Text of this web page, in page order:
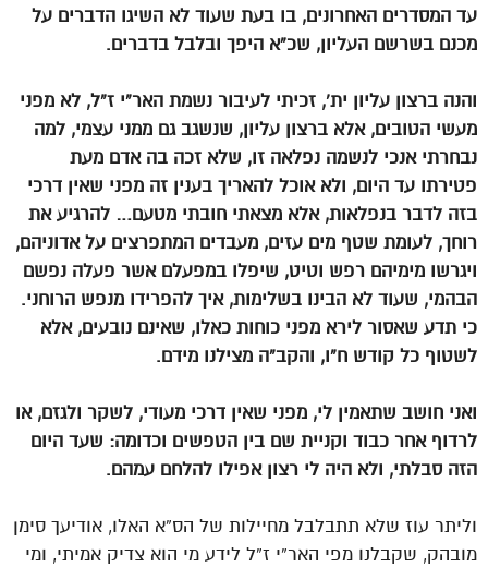
עד המסדרים האחרונים, בו בעת שעוד לא השיגו הדברים על
מכנם בשרשם העליון, שכ”א היפך ובלבל בדברים.
והנה ברצון עליון ית’, זכיתי לעיבור נשמת האר”י ז”ל, לא מפני
מעשי הטובים, אלא ברצון עליון, שנשגב גם ממני עצמי, למה
נבחרתי אנכי לנשמה נפלאה זו, שלא זכה בה אדם מעת
פטירתו עד היום, ולא אוכל להאריך בענין זה מפני שאין דרכי
בזה לדבר בנפלאות, אלא מצאתי חובתי מטעם… להרגיע את
רוחך, לעומת שטף מים עזים, מעבדים המתפרצים על אדוניהם,
ויגרשו מימיהם רפש וטיט, שיפלו במפעלם אשר פעלה נפשם
הבהמי, שעוד לא הבינו בשלימות, איך להפרידו מנפש הרוחני.
כי תדע שאסור לירא מפני כוחות כאלו, שאינם נובעים, אלא
לשטוף כל קודש ח”ו, והקב”ה מצילנו מידם.
ואני חושב שתאמין לי, מפני שאין דרכי מעודי, לשקר ולגזם, או
לרדוף אחר כבוד וקניית שם בין הטפשים וכדומה: שעד היום
הזה סבלתי, ולא היה לי רצון אפילו להלחם עמהם.
וליתר עוז שלא תתבלבל מחיילות של הס”א האלו, אודיעך סימן
מובהק, שקבלנו מפי האר”י ז”ל לידע מי הוא צדיק אמיתי, ומי